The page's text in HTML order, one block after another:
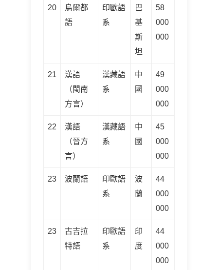
20
烏爾都
語
印歐語
系
巴
基
斯
坦
58
000
000
21
漢語
（閩南
方言）
漢藏語
系
中
國
49
000
000
22
漢語
（晉方
言）
漢藏語
系
中
國
45
000
000
23 波蘭語
印歐語
系
波
蘭
44
000
000
23
古吉拉
特語
印歐語
系
印
度
44
000
000